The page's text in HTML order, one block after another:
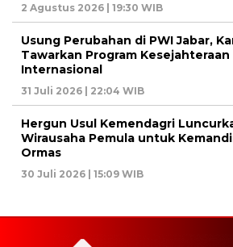
2 Agustus 2026 | 19:30 WIB
Usung Perubahan di PWI Jabar,
Tawarkan Program
Internasional
31 Juli 2026 | 22:04 WIB
Hergun Usul Kemendagri
Wirausaha Pemula untuk
Ormas
30 Juli 2026 | 15:09 WIB